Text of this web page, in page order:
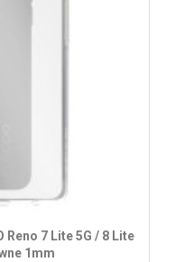
Reno 7 Lite 5G / 8 Lite
1mm